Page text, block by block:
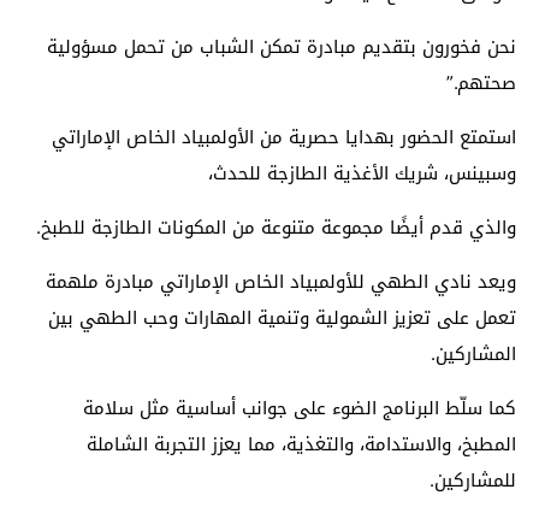
نحن فخورون بتقديم مبادرة تمكن الشباب من تحمل مسؤولية
صحتهم.”
استمتع الحضور بهدايا حصرية من الأولمبياد الخاص الإماراتي
وسبينس، شريك الأغذية الطازجة للحدث،
والذي قدم أيضًا مجموعة متنوعة من المكونات الطازجة للطبخ.
ويعد نادي الطهي للأولمبياد الخاص الإماراتي مبادرة ملهمة
تعمل على تعزيز الشمولية وتنمية المهارات وحب الطهي بين
المشاركين.
كما سلّط البرنامج الضوء على جوانب أساسية مثل سلامة
المطبخ، والاستدامة، والتغذية، مما يعزز التجربة الشاملة
للمشاركين.